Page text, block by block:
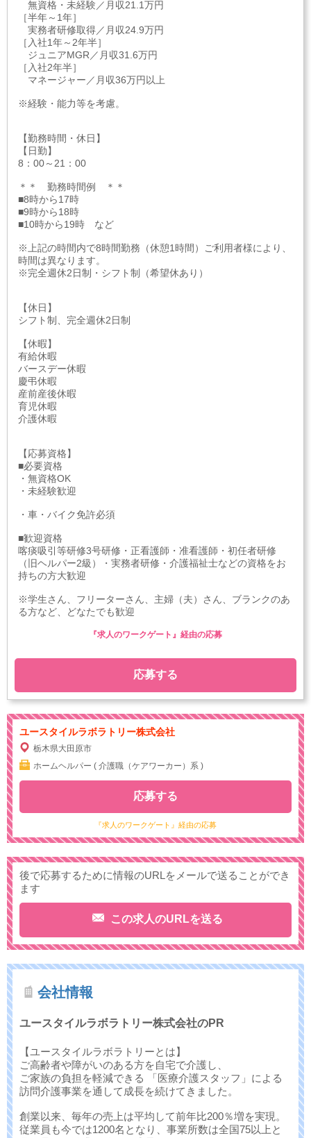
無資格・未経験／月収21.1万円
［半年～1年］
実務者研修取得／月収24.9万円
［入社1年～2年半］
ジュニアMGR／月収31.6万円
［入社2年半］
マネージャー／月収36万円以上
※経験・能力等を考慮。
【勤務時間・休日】
【日勤】
8：00～21：00
＊＊ 勤務時間例 ＊＊
■8時から17時
■9時から18時
■10時から19時 など
※上記の時間内で8時間勤務（休憩1時間）ご利用者様により、
時間は異なります。
※完全週休2日制・シフト制（希望休あり）
【休日】
シフト制、完全週休2日制
【休暇】
有給休暇
バースデー休暇
慶弔休暇
産前産後休暇
育児休暇
介護休暇
【応募資格】
■必要資格
・無資格OK
・未経験歓迎
・車・バイク免許必須
■歓迎資格
喀痰吸引等研修3号研修・正看護師・准看護師・初任者研修
（旧ヘルパー2級）・実務者研修・介護福祉士などの資格をお
持ちの方大歓迎
※学生さん、フリーターさん、主婦（夫）さん、ブランクのあ
る方など、どなたでも歓迎
応募する
『求人のワークゲート』経由の応募
ユースタイルラボラトリー株式会社
栃木県大田原市
ホームヘルパー ( 介護職（ケアワーカー）系 )
『求人のワークゲート』経由の応募
応募する
後で応募するために情報のURLをメールで送ることができ
ます
この求人のURLを送る
会社情報
ユースタイルラボラトリー株式会社のPR
【ユースタイルラボラトリーとは】
ご高齢者や障がいのある方を自宅で介護し、
ご家族の負担を軽減できる 「医療介護スタッフ」による
訪問介護事業を通して成長を続けてきました。
創業以来、毎年の売上は平均して前年比200％増を実現。
従業員も今では1200名となり、事業所数は全国75以上と